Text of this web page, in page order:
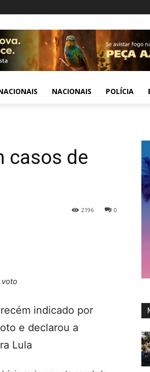
NACIONAIS POLÍCIA
casos de
0
2196
voto
indicado por
e declarou a
Lula